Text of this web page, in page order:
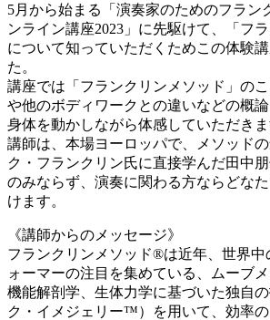
5月から始まる「演奏家のためのフラン
ンライン講座2023」に先駆けて、「フ
について知っていただくためこの体験
た。
講座では「フランクリンメソッド」の
や他のボディワークとの違いなどの概
身体を動かしながら体感していただきま
講師は、本場ヨーロッパで、メソッド
ク・フランクリン氏に直接学んだ田中
のみならず、演奏に関わる方ならどな
けます。
《講師からのメッセージ》
フランクリンメソッド®は近年、世界中
ォーマーの注目を集めている、ムーブ
機能解剖学、生体力学に基づいた独自
ク・イメジェリー™）を用いて、効率